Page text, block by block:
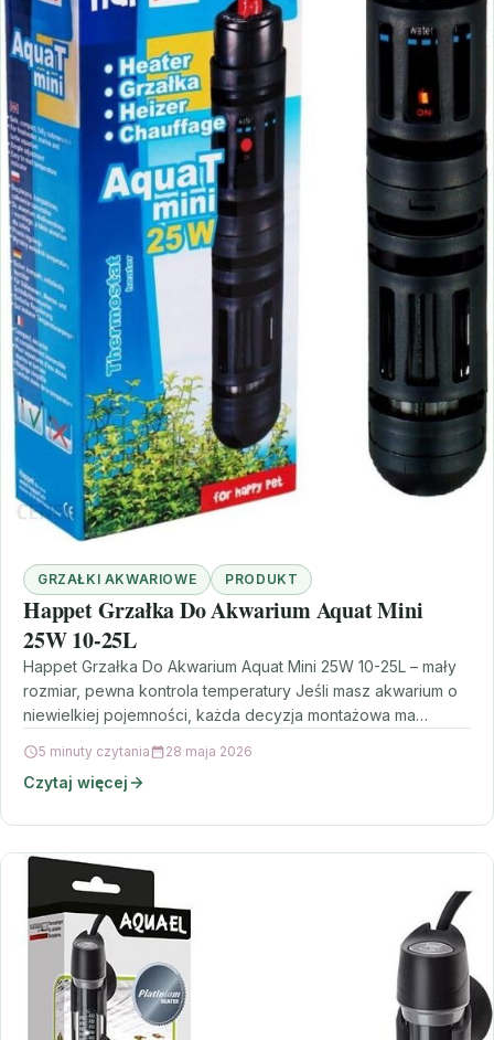
GRZAŁKI AKWARIOWE PRODUKT
Happet Grzałka Do Akwarium Aquat Mini
25W 10-25L
Happet Grzałka Do Akwarium Aquat Mini 25W 10-25L – mały
rozmiar, pewna kontrola temperatury Jeśli masz akwarium o
niewielkiej pojemności, każda decyzja montażowa ma…
5 minuty czytania 28 maja 2026
Czytaj więcej